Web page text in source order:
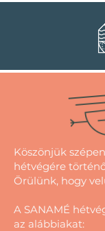
Köszönjük
hétvégére
Örülünk, hogy
A SANAMÉ
az alábbiakat: